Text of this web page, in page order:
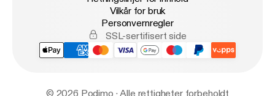
Vilkår for bruk
Personvernregler
SSL-sertifisert side
© 2026 Podimo · Alle rettigheter forbeholdt